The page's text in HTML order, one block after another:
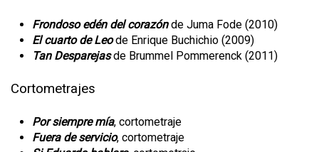
Frondoso edén del corazónde Juma Fode (2010)
El cuarto de Leode Enrique Buchichio (2009)
Tan Desparejasde Brummel Pommerenck (2011)
Cortometrajes
Por siempre mía, cortometraje
Fuera de servicio, cortometraje